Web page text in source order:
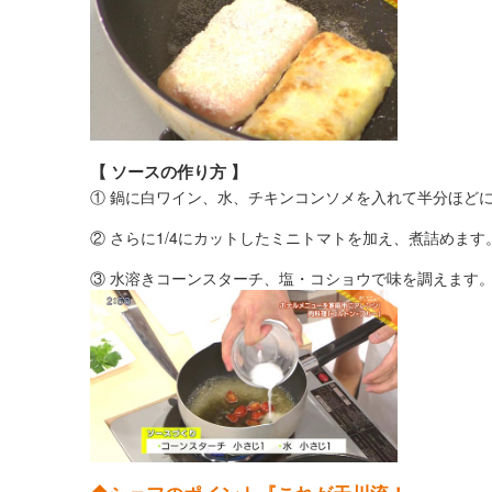
【 ソースの作り方 】
① 鍋に白ワイン、水、チキンコンソメを入れて半分ほどに
② さらに1/4にカットしたミニトマトを加え、煮詰めます。
③ 水溶きコーンスターチ、塩・コショウで味を調えます。